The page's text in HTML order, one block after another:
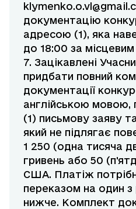
документацію
адресою (1), яка
до 18:00 за
7. Зацікавлені
придбати повний
документації
англійською
(1) письмову заяву
який не підлягає
1 250 (одна тисяча
гривень або 50
США. Платіж
переказом на один з
нижче. Комплект